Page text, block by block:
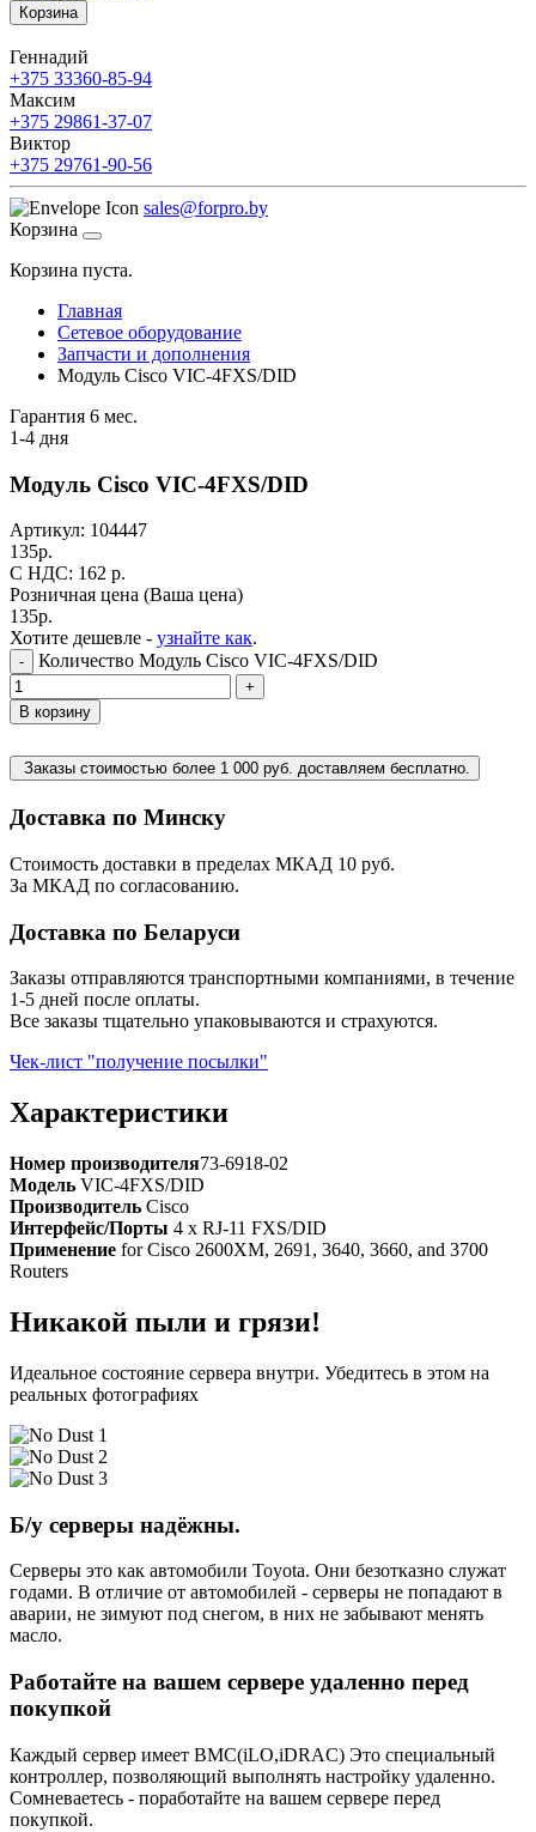
Корзина
Геннадий
+375 33360-85-94
Максим
+375 29861-37-07
Виктор
+375 29761-90-56
sales@forpro.by
Корзина
Корзина пуста.
Главная
Сетевое оборудование
Запчасти и дополнения
Модуль Cisco VIC-4FXS/DID
Гарантия 6 мес.
1-4 дня
Модуль Cisco VIC-4FXS/DID
Артикул: 104447
135р.
C НДС: 162 р.
Розничная цена (Ваша цена)
135р.
Хотите дешевле - узнайте как.
- Количество Модуль Cisco VIC-4FXS/DID
+
В корзину
Заказы стоимостью более 1 000 руб. доставляем бесплатно.
Доставка по Минску
Стоимость доставки в пределах МКАД 10 руб.
За МКАД по согласованию.
Доставка по Беларуси
Заказы отправляются транспортными компаниями, в течение
1-5 дней после оплаты.
Все заказы тщательно упаковываются и страхуются.
Чек-лист "получение посылки"
Характеристики
Номер производителя73-6918-02
Модель VIC-4FXS/DID
Производитель Cisco
Интерфейс/Порты 4 x RJ-11 FXS/DID
Применение for Cisco 2600XM, 2691, 3640, 3660, and 3700
Routers
Никакой пыли и грязи!
Идеальное состояние сервера внутри. Убедитесь в этом на
реальных фотографиях
Б/у серверы надёжны.
Серверы это как автомобили Toyota. Они безотказно служат
годами. В отличие от автомобилей - серверы не попадают в
аварии, не зимуют под снегом, в них не забывают менять
масло.
Работайте на вашем сервере удаленно перед
покупкой
Каждый сервер имеет BMC(iLO,iDRAC) Это специальный
контроллер, позволяющий выполнять настройку удаленно.
Сомневаетесь - поработайте на вашем сервере перед
покупкой.